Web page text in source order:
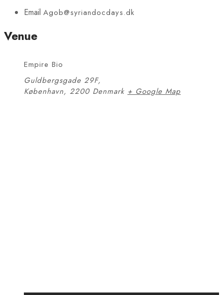
Email Agob@syriandocdays.dk
Venue
Empire Bio
Guldbergsgade 29F,
København, 2200 Denmark + Google Map